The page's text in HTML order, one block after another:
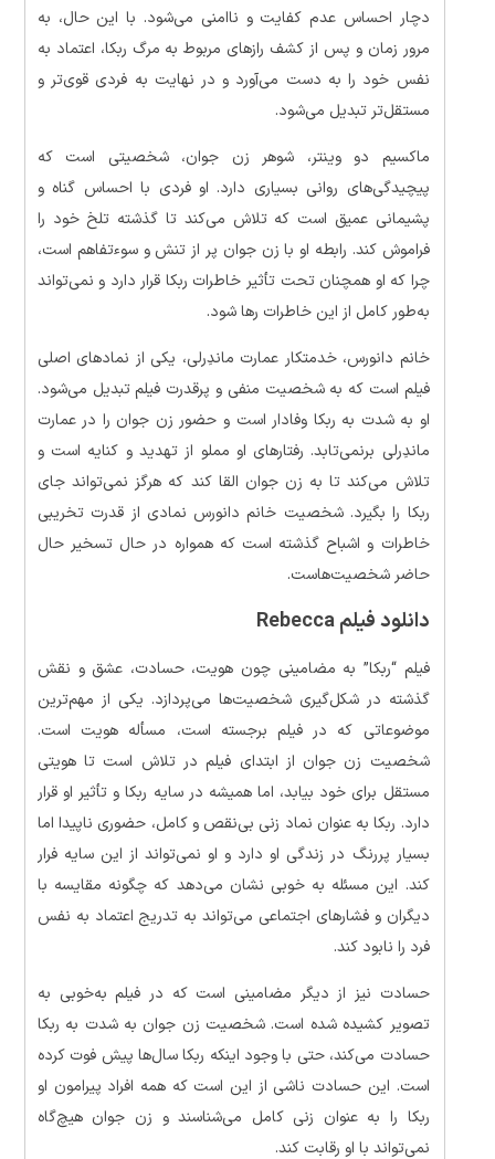
دچار احساس عدم کفایت و ناامنی می‌شود. با این حال، به
مرور زمان و پس از کشف رازهای مربوط به مرگ ربکا، اعتماد به
نفس خود را به دست می‌آورد و در نهایت به فردی قوی‌تر و
مستقل‌تر تبدیل می‌شود.
ماکسیم دو وینتر، شوهر زن جوان، شخصیتی است که
پیچیدگی‌های روانی بسیاری دارد. او فردی با احساس گناه و
پشیمانی عمیق است که تلاش می‌کند تا گذشته تلخ خود را
فراموش کند. رابطه او با زن جوان پر از تنش و سوء‌تفاهم است،
چرا که او همچنان تحت تأثیر خاطرات ربکا قرار دارد و نمی‌تواند
به‌طور کامل از این خاطرات رها شود.
خانم دانورس، خدمتکار عمارت ماندِرلی، یکی از نمادهای اصلی
فیلم است که به شخصیت منفی و پرقدرت فیلم تبدیل می‌شود.
او به شدت به ربکا وفادار است و حضور زن جوان را در عمارت
ماندِرلی برنمی‌تابد. رفتارهای او مملو از تهدید و کنایه است و
تلاش می‌کند تا به زن جوان القا کند که هرگز نمی‌تواند جای
ربکا را بگیرد. شخصیت خانم دانورس نمادی از قدرت تخریبی
خاطرات و اشباح گذشته است که همواره در حال تسخیر حال
حاضر شخصیت‌هاست.
دانلود فیلم Rebecca
فیلم “ربکا” به مضامینی چون هویت، حسادت، عشق و نقش
گذشته در شکل‌گیری شخصیت‌ها می‌پردازد. یکی از مهم‌ترین
موضوعاتی که در فیلم برجسته است، مسأله هویت است.
شخصیت زن جوان از ابتدای فیلم در تلاش است تا هویتی
مستقل برای خود بیابد، اما همیشه در سایه ربکا و تأثیر او قرار
دارد. ربکا به عنوان نماد زنی بی‌نقص و کامل، حضوری ناپیدا اما
بسیار پررنگ در زندگی او دارد و او نمی‌تواند از این سایه فرار
کند. این مسئله به خوبی نشان می‌دهد که چگونه مقایسه با
دیگران و فشارهای اجتماعی می‌تواند به تدریج اعتماد به نفس
فرد را نابود کند.
حسادت نیز از دیگر مضامینی است که در فیلم به‌خوبی به
تصویر کشیده شده است. شخصیت زن جوان به شدت به ربکا
حسادت می‌کند، حتی با وجود اینکه ربکا سال‌ها پیش فوت کرده
است. این حسادت ناشی از این است که همه افراد پیرامون او
ربکا را به عنوان زنی کامل می‌شناسند و زن جوان هیچ‌گاه
نمی‌تواند با او رقابت کند.